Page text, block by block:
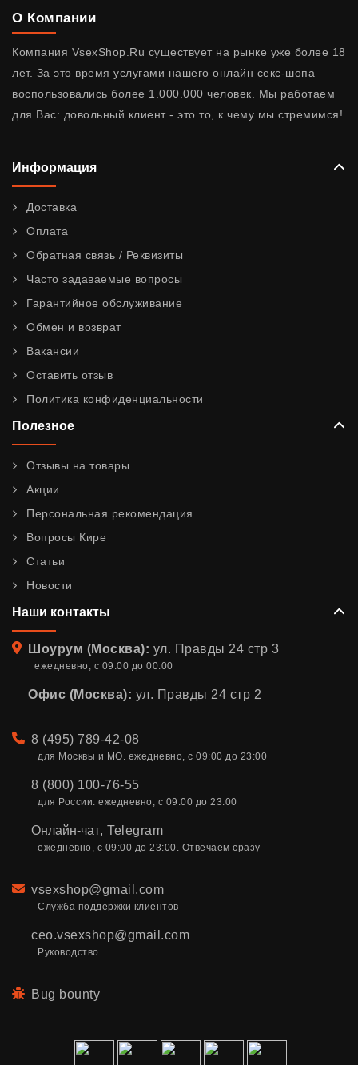
О Компании
Компания VsexShop.Ru существует на рынке уже более 18
лет. За это время услугами нашего онлайн секс-шопа
воспользовались более 1.000.000 человек. Мы работаем
для Вас: довольный клиент - это то, к чему мы стремимся!
Информация
Доставка
Оплата
Обратная связь / Реквизиты
Часто задаваемые вопросы
Гарантийное обслуживание
Обмен и возврат
Вакансии
Оставить отзыв
Политика конфиденциальности
Полезное
Отзывы на товары
Акции
Персональная рекомендация
Вопросы Кире
Статьи
Новости
Наши контакты
Адрес
Шоурум (Москва): ул. Правды 24 стр 3
ежедневно, с 09:00 до 00:00
Офис (Москва): ул. Правды 24 стр 2
Телефон
8 (495) 789-42-08
для Москвы и МО. ежедневно, с 09:00 до 23:00
8 (800) 100-76-55
для России. ежедневно, с 09:00 до 23:00
Онлайн-чат, Telegram
ежедневно, с 09:00 до 23:00. Отвечаем сразу
Email
vsexshop@gmail.com
Служба поддержки клиентов
ceo.vsexshop@gmail.com
Руководство
Bug bounty